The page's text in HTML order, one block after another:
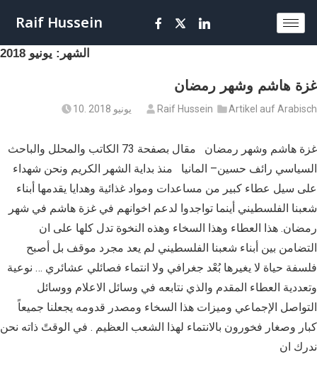
Raif Hussein
الشهر: يونيو 2018
غزة هاشم وشهر رمضان
10. يونيو 2018 Raif Hussein Artikel auf Arabisch
غزة هاشم وشهر رمضان مقال بصفحة 73 الكاتب والمحلل والباحث
السياسي رائف حسين– المانيا منذ بداية الشهر الكريم ونحن شهداء
على سيل عطاء كبير من مساعدات ومواد غذائية وهدايا يقدمها أبناء
شعبنا الفلسطيني أينما تواجدوا لدعم اخوانهم في غزة هاشم في شهر
رمضان. هذا العطاء وهذا السخاء وهذه النخوة تدل كلها على ان
التضامن بين أبناء شعبنا الفلسطيني لم يعد مجرد موقف بل أصبح
فلسفة حياة لا يغيرها بُعْد جغرافي ولا انتماء فصائلي عشائري … نوعية
وتعددية العطاء المقدم والذي نتابعه في وسائل الاعلام ووسائل
التواصل الإجماعي وميزات هذا السخاء ومصدر قدومه يجعلنا جميعاً
كبار وصغار فخورون بالانتماء لهذا الشعب العظيم . في الوقتً ذاته نحن
ندرك ان